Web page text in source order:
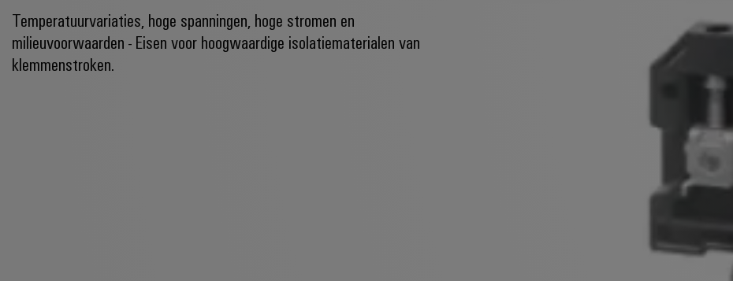
Temperatuurvariaties, hoge spanningen, hoge stromen en
milieuvoorwaarden - Eisen voor hoogwaardige isolatiematerialen van
klemmenstroken.